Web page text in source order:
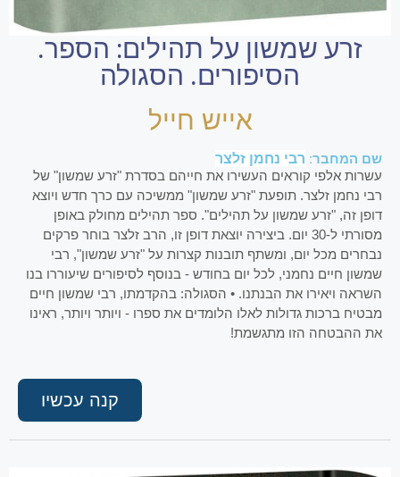
זרע שמשון על תהילים: הספר.
הסיפורים. הסגולה
אייש חייל
שם המחבר: רבי נחמן זלצר
עשרות אלפי קוראים העשירו את חייהם בסדרת "זרע שמשון" של
רבי נחמן זלצר. תופעת "זרע שמשון" ממשיכה עם כרך חדש ויוצא
דופן זה, "זרע שמשון על תהילים". ספר תהילים מחולק באופן
מסורתי ל-30 יום. ביצירה יוצאת דופן זו, הרב זלצר בוחר פרקים
נבחרים מכל יום, ומשתף תובנות קצרות על "זרע שמשון", רבי
שמשון חיים נחמני, לכל יום בחודש - בנוסף לסיפורים שיעוררו בנו
השראה ויאירו את הבנתנו. • הסגולה: בהקדמתו, רבי שמשון חיים
מבטיח ברכות גדולות לאלו הלומדים את ספרו - ויותר ויותר, ראינו
את ההבטחה הזו מתגשמת!
קנה עכשיו